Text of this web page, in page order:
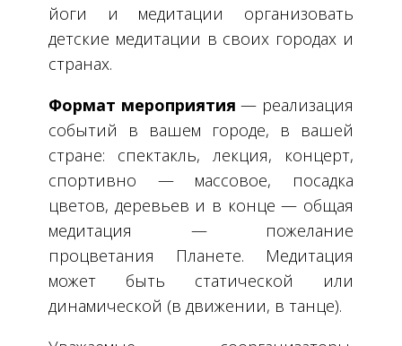
йоги и медитации организовать
детские медитации в своих городах и
странах.
Формат мероприятия — реализация
событий в вашем городе, в вашей
стране: спектакль, лекция, концерт,
спортивно — массовое, посадка
цветов, деревьев и в конце — общая
медитация — пожелание
процветания Планете. Медитация
может быть статической или
динамической (в движении, в танце).